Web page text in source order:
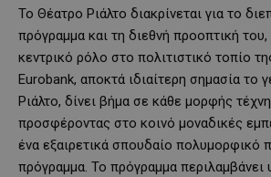
Το Θέατρο Ριάλτο διακρίνεται για το
πρόγραμμα και τη διεθνή προοπτική του,
κεντρικό ρόλο στο πολιτιστικό τοπίο
Eurobank, αποκτά ιδιαίτερη σημασία το
Ριάλτο, δίνει βήμα σε κάθε μορφής
προσφέροντας στο κοινό μοναδικές
ένα εξαιρετικά σπουδαίο πολυμορφικό
πρόγραμμα. Το πρόγραμμα